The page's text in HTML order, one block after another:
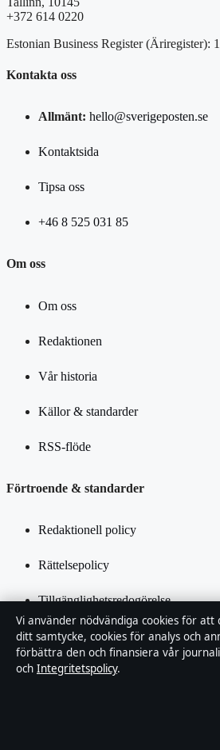
+372 614 0220
Estonian Business Register (Äriregister):
Kontakta oss
Allmänt: hello@sverigeposten.se
Kontaktsida
Tipsa oss
+46 8 525 031 85
Om oss
Om oss
Redaktionen
Vår historia
Källor & standarder
RSS-flöde
Förtroende & standarder
Redaktionell policy
Rättelsepolicy
Tillgänglighetsredogörelse
Integritetspolicy
Kändisar & integritet
Vi använder nödvändiga cookies för att
ditt samtycke, cookies för analys och
förbättra den och finansiera vår
och Integritetspolicy.